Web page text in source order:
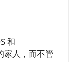
和
家人，而不管